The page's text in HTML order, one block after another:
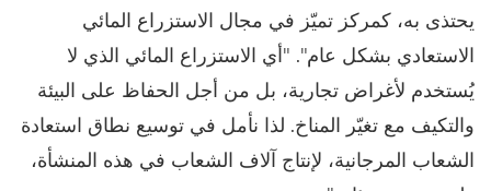
يحتذى به، كمركز تميّز في مجال الاستزراع المائي
الاستعادي بشكل عام". "أي الاستزراع المائي الذي لا
يُستخدم لأغراض تجارية، بل من أجل الحفاظ على البيئة
والتكيف مع تغيّر المناخ. لذا نأمل في توسيع نطاق استعادة
الشعاب المرجانية، لإنتاج آلاف الشعاب في هذه المنشأة،